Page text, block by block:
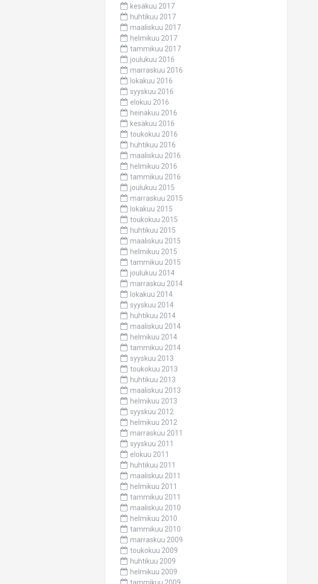
kesäkuu 2017
huhtikuu 2017
maaliskuu 2017
helmikuu 2017
tammikuu 2017
joulukuu 2016
marraskuu 2016
lokakuu 2016
syyskuu 2016
elokuu 2016
heinäkuu 2016
kesäkuu 2016
toukokuu 2016
huhtikuu 2016
maaliskuu 2016
helmikuu 2016
tammikuu 2016
joulukuu 2015
marraskuu 2015
lokakuu 2015
toukokuu 2015
huhtikuu 2015
maaliskuu 2015
helmikuu 2015
tammikuu 2015
joulukuu 2014
marraskuu 2014
lokakuu 2014
syyskuu 2014
huhtikuu 2014
maaliskuu 2014
helmikuu 2014
tammikuu 2014
syyskuu 2013
toukokuu 2013
huhtikuu 2013
maaliskuu 2013
helmikuu 2013
syyskuu 2012
helmikuu 2012
marraskuu 2011
syyskuu 2011
elokuu 2011
huhtikuu 2011
maaliskuu 2011
helmikuu 2011
tammikuu 2011
maaliskuu 2010
helmikuu 2010
tammikuu 2010
marraskuu 2009
toukokuu 2009
huhtikuu 2009
helmikuu 2009